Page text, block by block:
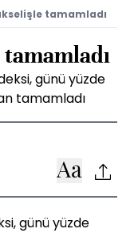
tamamladı
günü yüzde
tamamladı
günü yüzde